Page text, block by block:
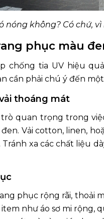
nóng không? Có chứ,
phục màu
chống tia UV hiệu
cần phải chú ý đến
thoáng mát
trò quan trọng trong
Vải cotton, linen,
xa các chất liệu
phục rộng rãi, thoải
như áo sơ mi rộng,